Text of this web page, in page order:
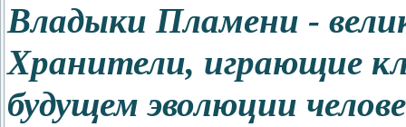
Владыки Пламени -
Хранители, играющие
будущем эволюции